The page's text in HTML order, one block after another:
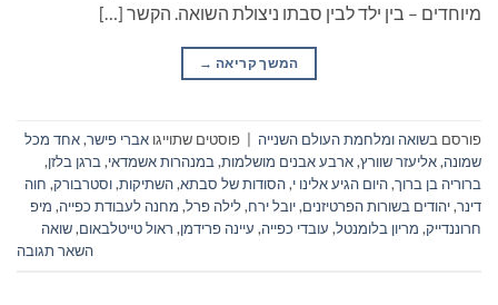
מיוחדים – בין ילד לבין סבתו ניצולת השואה. הקשר […]
המשך קריאה →
פורסם בשואה ומלחמת העולם השנייה פוסטים שתוייגו אברי פישר,אחד מכל
שמונה,אליעזר שוורץ,ארבע אבנים מושלמות,במנהרות אשמדאי,ברגן בלזן,
ברוריה בן ברוך,היום הגיע אלינו י,הסודות של סבתא,השתיקות,וסטרבורק, חוה
דינר,יהודים בשורות הפרטיזנים,יובל ירח,לילה פרל, מחנה לעבודת כפייה, מיפ
חרוננדייק, מריון בלומנטל, עובדי כפייה, עיינה פרידמן, ראול טייטלבאום,שואה
השאר תגובה